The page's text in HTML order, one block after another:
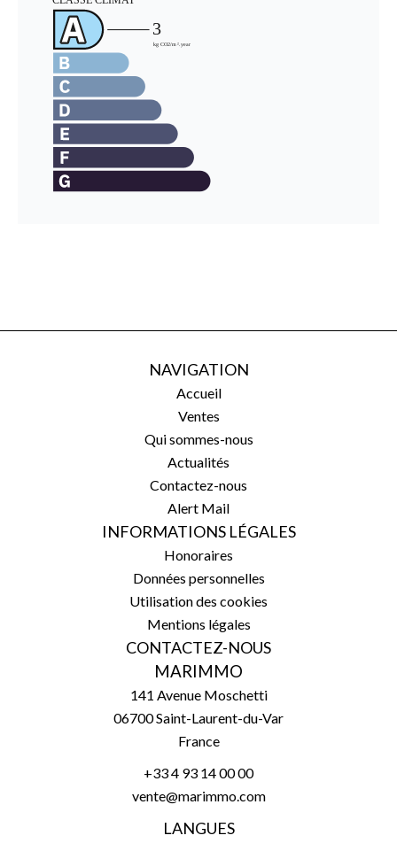
NAVIGATION
Accueil
Ventes
Qui sommes-nous
Actualités
Contactez-nous
Alert Mail
INFORMATIONS LÉGALES
Honoraires
Données personnelles
Utilisation des cookies
Mentions légales
CONTACTEZ-NOUS
MARIMMO
141 Avenue Moschetti
06700Saint-Laurent-du-Var
France
+33 4 93 14 00 00
vente@marimmo.com
LANGUES